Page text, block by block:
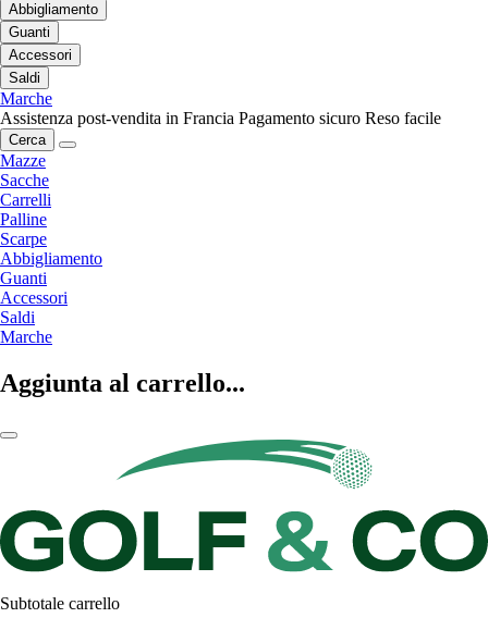
Abbigliamento
Guanti
Accessori
Saldi
Marche
Assistenza post-vendita in Francia Pagamento sicuro Reso facile
Cerca
Mazze
Sacche
Carrelli
Palline
Scarpe
Abbigliamento
Guanti
Accessori
Saldi
Marche
Aggiunta al carrello...
Subtotale carrello